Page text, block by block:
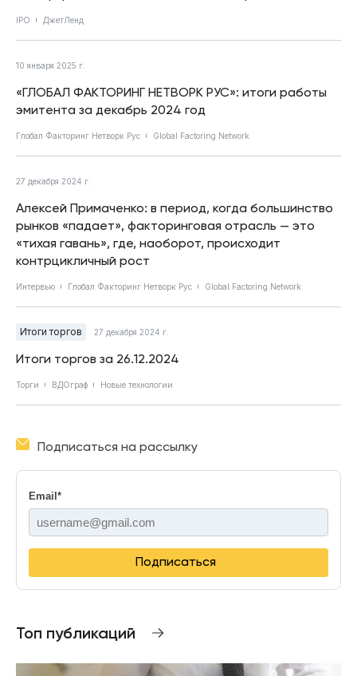
IPO ДжетЛенд
10 января 2025 г.
«ГЛОБАЛ ФАКТОРИНГ НЕТВОРК РУС»: итоги работы
эмитента за декабрь 2024 год
Глобал Факторинг Нетворк Рус Global Factoring Network
27 декабря 2024 г.
Алексей Примаченко: в период, когда большинство
рынков «падает», факторинговая отрасль — это
«тихая гавань», где, наоборот, происходит
контрцикличный рост
Интервью Глобал Факторинг Нетворк Рус Global Factoring Network
Итоги торгов 27 декабря 2024 г.
Итоги торгов за 26.12.2024
Торги ВДОграф Новые технологии
Подписаться на рассылку
Email *
Подписаться
Топ публикаций